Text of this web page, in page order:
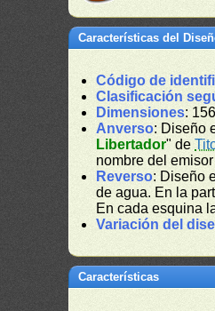
Características del
Código de
Clasificación
Dimensiones:
Anverso: Diseño
Libertador" de
nombre del emisor
Reverso: Diseño
de agua. En la
En cada esquina
Variación del
Características